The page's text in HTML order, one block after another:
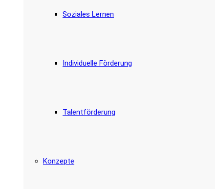
Soziales Lernen
Individuelle Förderung
Talentförderung
Konzepte